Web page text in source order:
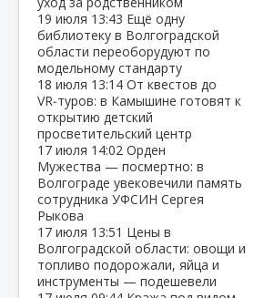
19 июля 13:43 Ещё одну
библиотеку в Волгоградской
области переоборудуют по
модельному стандарту
18 июля 13:14 От квестов до
VR‑туров: в Камышине готовят к
открытию детский
просветительский центр
17 июля 14:02 Орден
Мужества — посмертно: в
Волгограде увековечили память
сотрудника УФСИН Сергея
Рыкова
17 июля 13:51 Цены в
Волгоградской области: овощи и
топливо подорожали, яйца и
инструменты — подешевели